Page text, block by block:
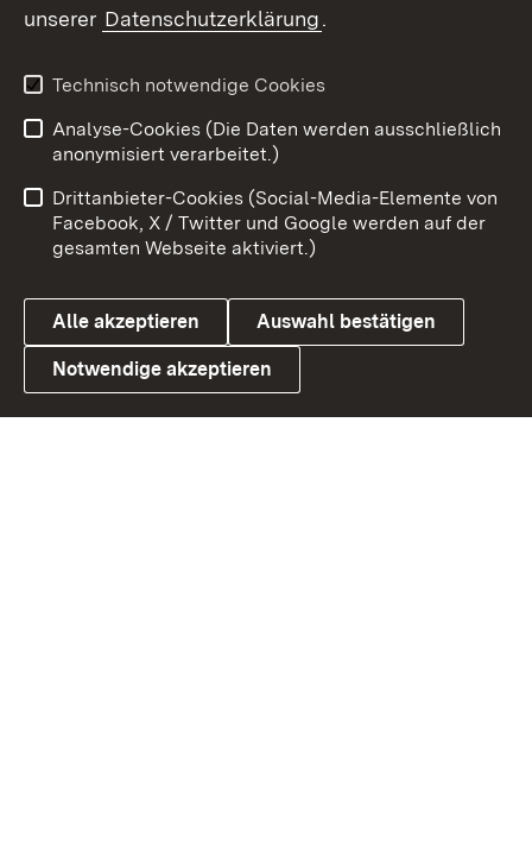
X / Twitter
Youtube
Link zum Landesportal
Benutzungshinweise
Barrierefreiheit
Datenschutz
Cookies
unserer Datenschutzerklärung.
Technisch notwendige Cookies
Analyse-Cookies (Die Daten werden ausschließlich
anonymisiert verarbeitet.)
Drittanbieter-Cookies (Social-Media-Elemente von
Facebook, X / Twitter und Google werden auf der
gesamten Webseite aktiviert.)
Alle akzeptieren Auswahl bestätigen
Notwendige akzeptieren